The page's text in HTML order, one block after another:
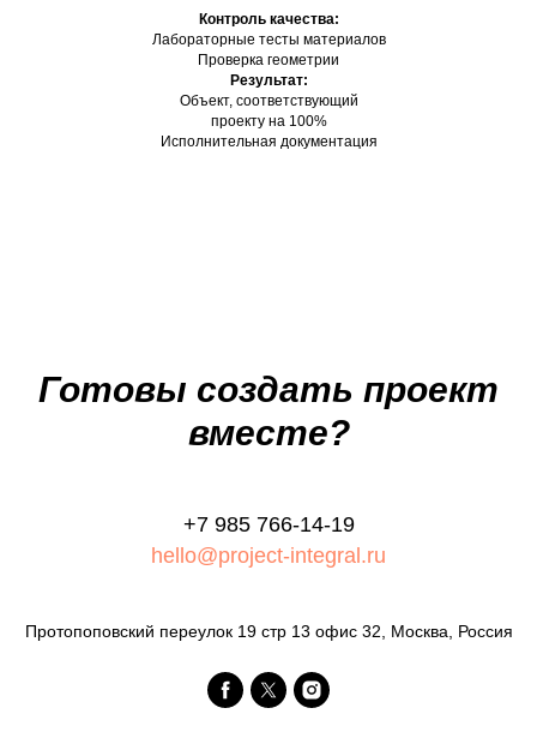
Контроль качества:
Лабораторные тесты материалов
Проверка геометрии
Результат:
Объект, соответствующий
проекту на 100%
Исполнительная документация
Готовы создать проект
вместе?
+7 985 766-14-19
hello@project-integral.ru
Протопоповский переулок 19 стр 13 офис 32, Москва, Россия